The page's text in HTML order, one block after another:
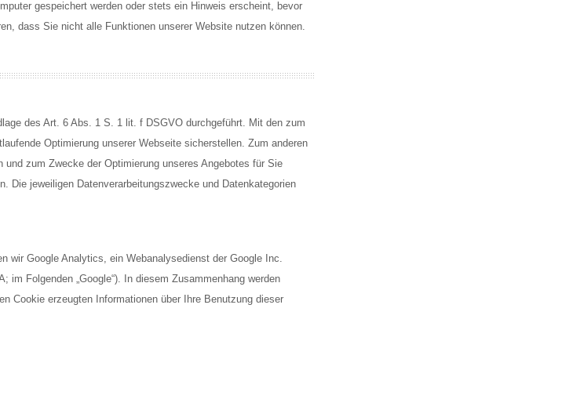
gespeichert werden oder stets ein Hinweis erscheint, bevor
dass Sie nicht alle Funktionen unserer Website nutzen können.
des Art. 6 Abs. 1 S. 1 lit. f DSGVO durchgeführt. Mit den zum
Optimierung unserer Webseite sicherstellen. Zum anderen
zum Zwecke der Optimierung unseres Angebotes für Sie
Die jeweiligen Datenverarbeitungszwecke und Datenkategorien
wir Google Analytics, ein Webanalysedienst der Google Inc.
im Folgenden „Google“). In diesem Zusammenhang werden
Cookie erzeugten Informationen über Ihre Benutzung dieser